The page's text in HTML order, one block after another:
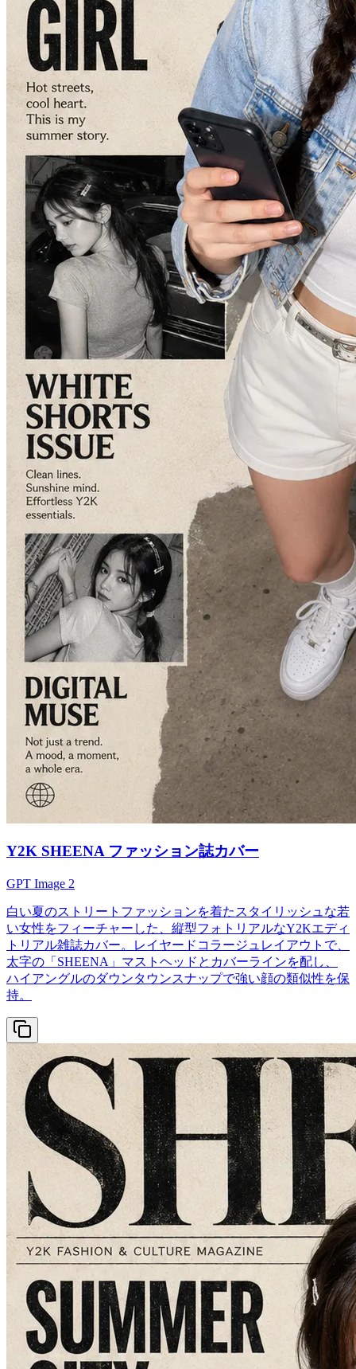
Y2K SHEENA ファッション誌カバー
GPT Image 2
白い夏のストリートファッションを着たスタイリッシュな若
い女性をフィーチャーした、縦型フォトリアルなY2Kエディ
トリアル雑誌カバー。レイヤードコラージュレイアウトで、
太字の「SHEENA」マストヘッドとカバーラインを配し、
ハイアングルのダウンタウンスナップで強い顔の類似性を保
持。